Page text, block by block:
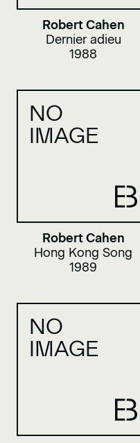
Robert Cahen
Dernier adieu
1988
NO
IMAGE
Robert Cahen
Hong Kong Song
1989
NO
IMAGE